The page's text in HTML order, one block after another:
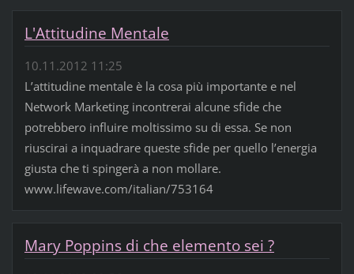
L'Attitudine Mentale
10.11.2012 11:25
L’attitudine mentale è la cosa più importante e nel
Network Marketing incontrerai alcune sfide che
potrebbero influire moltissimo su di essa. Se non
riuscirai a inquadrare queste sfide per quello l’energia
giusta che ti spingerà a non mollare.
www.lifewave.com/italian/753164
Mary Poppins di che elemento sei ?